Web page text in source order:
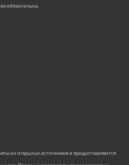
обязательна.
из открытых источников и предоставляются